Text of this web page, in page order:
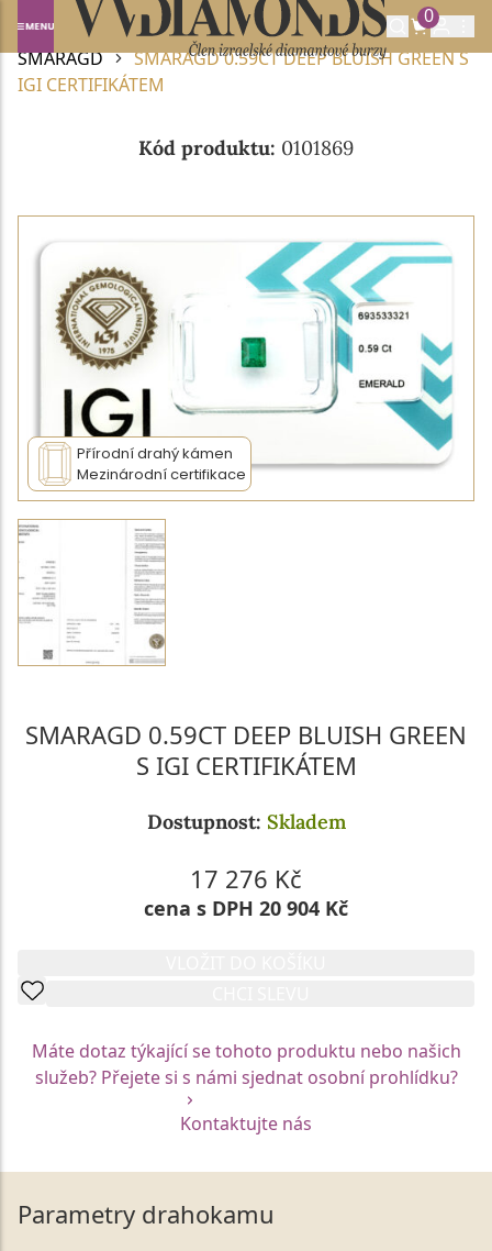
0
Domů
DRAHOKAMY A POLODRAHOKAMY
SMARAGD
SMARAGD 0.59CT DEEP BLUISH GREEN S
IGI CERTIFIKÁTEM
Kód produktu: 0101869
Přírodní drahý kámen
Mezinárodní certifikace
SMARAGD 0.59CT DEEP BLUISH GREEN
S IGI CERTIFIKÁTEM
Dostupnost: Skladem
17 276 Kč
cena s DPH 20 904 Kč
Máte dotaz týkající se tohoto produktu nebo našich
služeb? Přejete si s námi sjednat osobní prohlídku?
Kontaktujte nás
Parametry drahokamu